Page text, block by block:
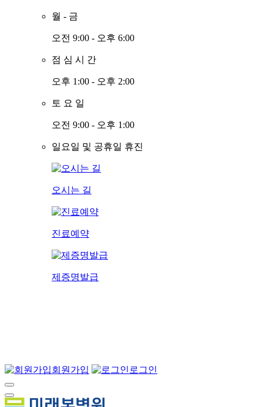
월 - 금
오전 9:00 - 오후 6:00
점 심 시 간
오후 1:00 - 오후 2:00
토 요 일
오전 9:00 - 오후 1:00
일요일 및 공휴일 휴진
오시는 길
진료예약
제증명발급
회원가입 로그인